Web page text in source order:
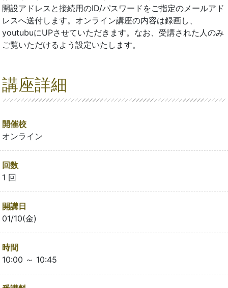
開設アドレスと接続用のID/パスワードをご指定のメールアド
レスへ送付します。オンライン講座の内容は録画し、
youtubuにUPさせていただきます。なお、受講された人のみ
ご覧いただけるよう設定いたします。
講座詳細
開催校
オンライン
回数
1 回
開講日
01/10(金)
時間
10:00 ～ 10:45